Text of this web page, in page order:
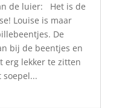
de luier: Het is de
Louise is maar
De
bij de beentjes en
erg lekker te zitten
soepel...